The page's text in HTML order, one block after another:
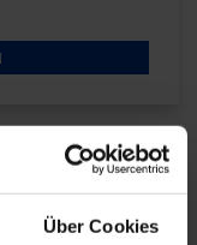
Über Cookies